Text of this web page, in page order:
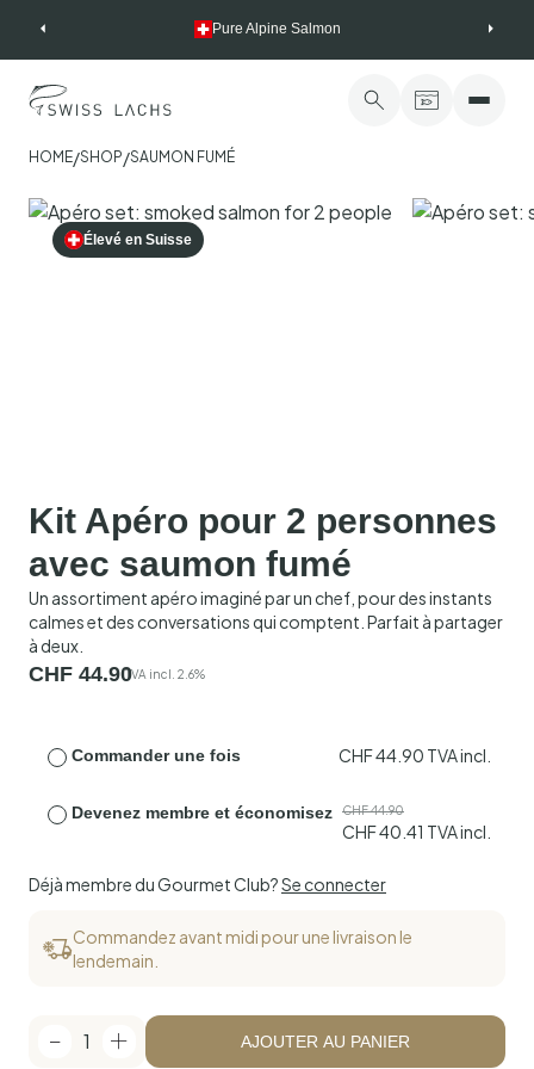
Pure Alpine Salmon
HOME/SHOP/SAUMON FUMÉ
Élevé en Suisse
Kit Apéro pour 2 personnes
avec saumon fumé
Un assortiment apéro imaginé par un chef, pour des instants
calmes et des conversations qui comptent. Parfait à partager
à deux.
CHF 44.90TVA incl. 2.6%
Commander une fois CHF44.90 TVA incl.
Devenez membre et économisez CHF44.90
CHF40.41 TVA incl.
Déjà membre du Gourmet Club?Se connecter
Commandez avant midi pour une livraison le
lendemain.
1 AJOUTER AU PANIER